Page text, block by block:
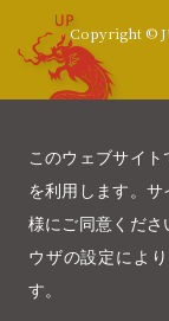
Copyright ©
UP
このウェブサイ
を利用します。
様にご同意くだ
ウザの設定によ
す。